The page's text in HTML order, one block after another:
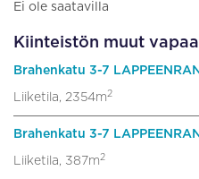
Ei ole saatavilla
Kiinteistön muut
Brahenkatu 3-7
Liiketila, 2354m 2
Brahenkatu 3-7
Liiketila, 387m 2